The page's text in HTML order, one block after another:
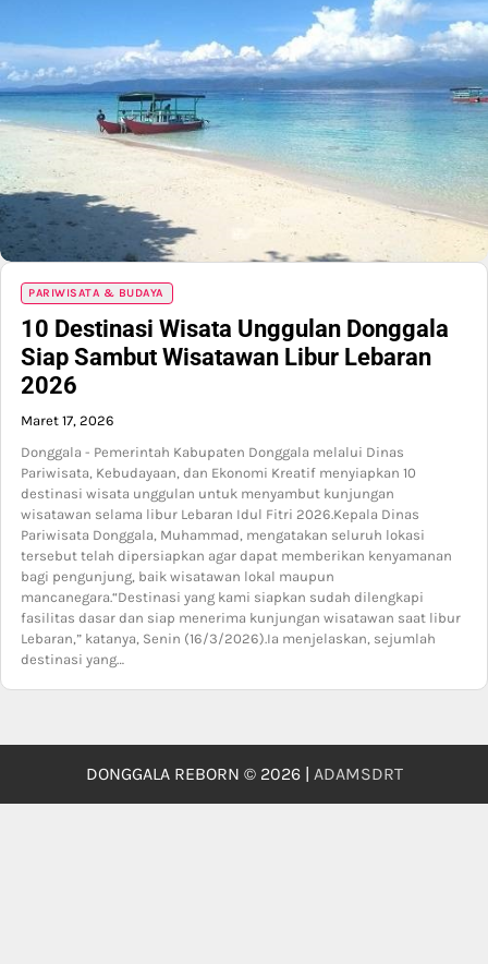
PARIWISATA & BUDAYA
10 Destinasi Wisata Unggulan Donggala
Siap Sambut Wisatawan Libur Lebaran
2026
Maret 17, 2026
Donggala - Pemerintah Kabupaten Donggala melalui Dinas
Pariwisata, Kebudayaan, dan Ekonomi Kreatif menyiapkan 10
destinasi wisata unggulan untuk menyambut kunjungan
wisatawan selama libur Lebaran Idul Fitri 2026.Kepala Dinas
Pariwisata Donggala, Muhammad, mengatakan seluruh lokasi
tersebut telah dipersiapkan agar dapat memberikan kenyamanan
bagi pengunjung, baik wisatawan lokal maupun
mancanegara.“Destinasi yang kami siapkan sudah dilengkapi
fasilitas dasar dan siap menerima kunjungan wisatawan saat libur
Lebaran,” katanya, Senin (16/3/2026).Ia menjelaskan, sejumlah
destinasi yang…
DONGGALA REBORN © 2026 | ADAMSDRT